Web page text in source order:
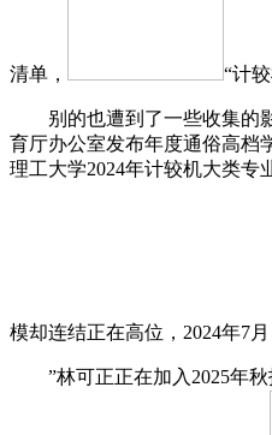
清单， “计
别的也遭到了一些收集的影
育厅办公室发布年度通俗高档
理工大学2024年计较机大类
模却连结正在高位，2024年7
”林可正正在加入2025年秋